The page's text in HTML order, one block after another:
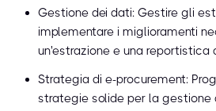
Gestione dei dati: Gestire gli
implementare i miglioramenti
un'estrazione e una reportistica
Strategia di e-procurement:
strategie solide per la gestione